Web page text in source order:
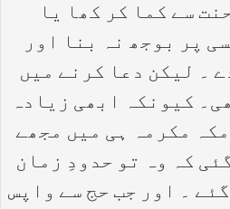
سے کما کر کھا یا
پر بوجھ نہ بنا اور
۔ لیکن دعا کرنے میں
کیونکہ ابھی زیادہ
مکرمہ ہی میں مجھے
کہ وہ تو حدودِ زمان
۔ اور جب حج سے واپس